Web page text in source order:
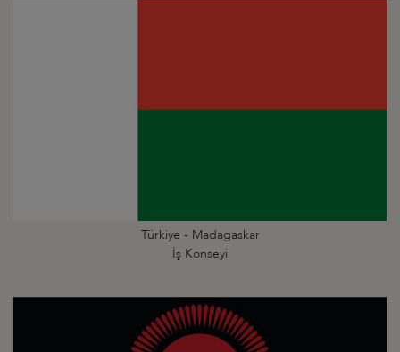
Türkiye - Madagaskar
İş Konseyi